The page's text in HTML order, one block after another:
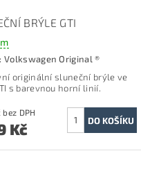
BRÝLE GTI
Volkswagen Original ®
originální sluneční brýle ve
s barevnou horní linií.
1 776 Kč bez DPH
Kč